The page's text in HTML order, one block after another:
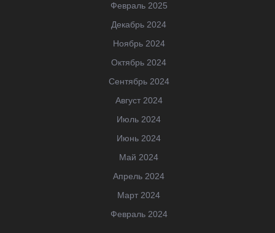
Февраль 2025
Декабрь 2024
Ноябрь 2024
Октябрь 2024
Сентябрь 2024
Август 2024
Июль 2024
Июнь 2024
Май 2024
Апрель 2024
Март 2024
Февраль 2024